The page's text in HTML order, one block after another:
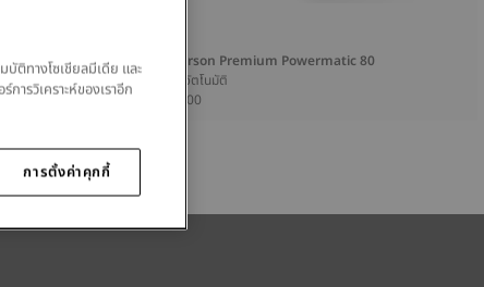
Tissot Carson Premium Powermatic 80
40 มม • อัตโนมัติ
฿ 27,400.00
ติทางโซเชียลมีเดีย และ
ารวิเคราะห์ของเราอีก
การตั้งค่าคุกกี้